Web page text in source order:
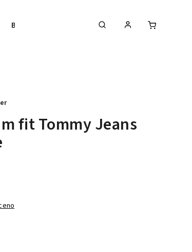
BLACK FRIDAY VÝPRODEJ
fit Tommy Jeans